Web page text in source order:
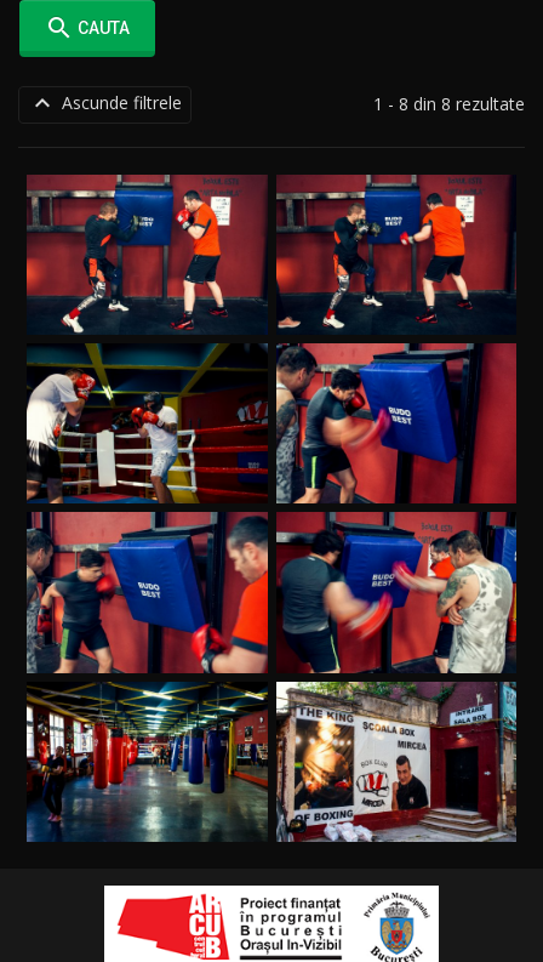
 CAUTA
 Ascunde filtrele 1 - 8 din 8 rezultate